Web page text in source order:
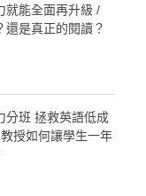
就能全面再升級 /
還是真正的閱讀？
分班 拯救英語低成
授如何讓學生一年